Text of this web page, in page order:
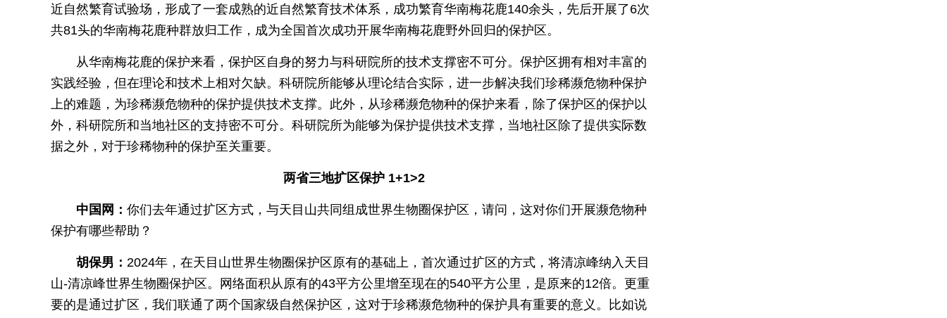
近自然繁育试验场，形成了一套成熟的近自然繁育技术体系，成功繁育华南梅花鹿140余头，先后开展了6次
共81头的华南梅花鹿种群放归工作，成为全国首次成功开展华南梅花鹿野外回归的保护区。
从华南梅花鹿的保护来看，保护区自身的努力与科研院所的技术支撑密不可分。保护区拥有相对丰富的
实践经验，但在理论和技术上相对欠缺。科研院所能够从理论结合实际，进一步解决我们珍稀濒危物种保护
上的难题，为珍稀濒危物种的保护提供技术支撑。此外，从珍稀濒危物种的保护来看，除了保护区的保护以
外，科研院所和当地社区的支持密不可分。科研院所为能够为保护提供技术支撑，当地社区除了提供实际数
据之外，对于珍稀物种的保护至关重要。
两省三地扩区保护 1+1>2
中国网： 你们去年通过扩区方式，与天目山共同组成世界生物圈保护区，请问，这对你们开展濒危物种
保护有哪些帮助？
胡保男： 2024年，在天目山世界生物圈保护区原有的基础上，首次通过扩区的方式，将清凉峰纳入天目
山-清凉峰世界生物圈保护区。网络面积从原有的43平方公里增至现在的540平方公里，是原来的12倍。更重
要的是通过扩区，我们联通了两个国家级自然保护区，这对于珍稀濒危物种的保护具有重要的意义。比如说